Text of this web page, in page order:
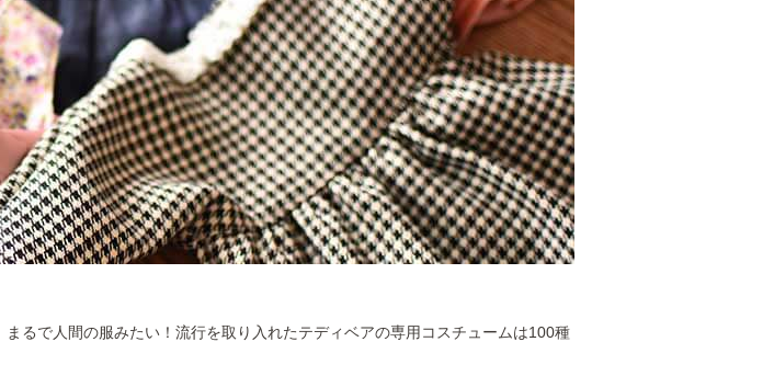
まるで人間の服みたい！流行を取り入れたテディベアの専用コスチュームは100種